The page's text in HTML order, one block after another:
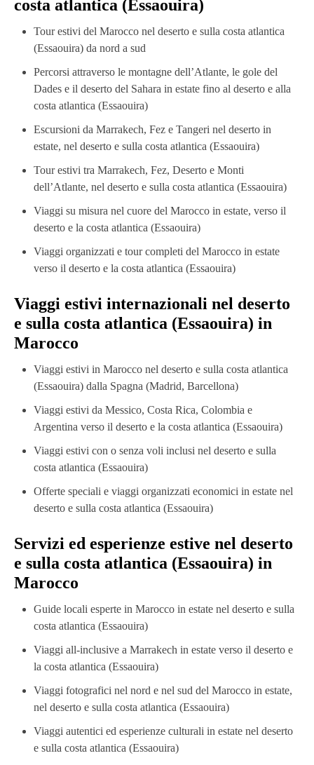
costa atlantica (Essaouira)
Tour estivi del Marocco nel deserto e sulla costa atlantica
(Essaouira) da nord a sud
Percorsi attraverso le montagne dell’Atlante, le gole del
Dades e il deserto del Sahara in estate fino al deserto e alla
costa atlantica (Essaouira)
Escursioni da Marrakech, Fez e Tangeri nel deserto in
estate, nel deserto e sulla costa atlantica (Essaouira)
Tour estivi tra Marrakech, Fez, Deserto e Monti
dell’Atlante, nel deserto e sulla costa atlantica (Essaouira)
Viaggi su misura nel cuore del Marocco in estate, verso il
deserto e la costa atlantica (Essaouira)
Viaggi organizzati e tour completi del Marocco in estate
verso il deserto e la costa atlantica (Essaouira)
Viaggi estivi internazionali nel deserto
e sulla costa atlantica (Essaouira) in
Marocco
Viaggi estivi in ​​Marocco nel deserto e sulla costa atlantica
(Essaouira) dalla Spagna (Madrid, Barcellona)
Viaggi estivi da Messico, Costa Rica, Colombia e
Argentina verso il deserto e la costa atlantica (Essaouira)
Viaggi estivi con o senza voli inclusi nel deserto e sulla
costa atlantica (Essaouira)
Offerte speciali e viaggi organizzati economici in estate nel
deserto e sulla costa atlantica (Essaouira)
Servizi ed esperienze estive nel deserto
e sulla costa atlantica (Essaouira) in
Marocco
Guide locali esperte in Marocco in estate nel deserto e sulla
costa atlantica (Essaouira)
Viaggi all-inclusive a Marrakech in estate verso il deserto e
la costa atlantica (Essaouira)
Viaggi fotografici nel nord e nel sud del Marocco in estate,
nel deserto e sulla costa atlantica (Essaouira)
Viaggi autentici ed esperienze culturali in estate nel deserto
e sulla costa atlantica (Essaouira)